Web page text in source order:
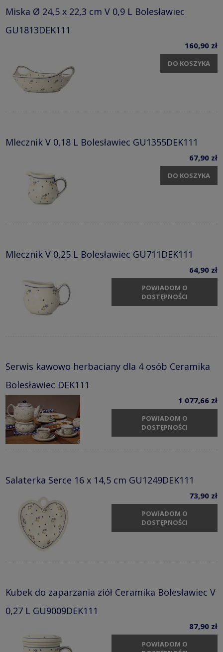
Miska Ø 24,5 x 22,3 cm V 0,9 L Bolesławiec
GU1813DEK111
160,90 zł
DO KOSZYKA
Mlecznik V 0,18 L Bolesławiec GU1355DEK111
67,90 zł
DO KOSZYKA
Mlecznik V 0,25 L Bolesławiec GU711DEK111
64,90 zł
POWIADOM O
DOSTĘPNOŚCI
Serwis kawowo herbaciany dla 4 osób Ceramika
Bolesławiec DEK111
1 077,66 zł
POWIADOM O
DOSTĘPNOŚCI
Salaterka Serce 16 x 14,5 cm GU1249DEK111
73,90 zł
POWIADOM O
DOSTĘPNOŚCI
Kubek do zaparzania ziół Ceramika Bolesławiec V
0,27 L GU9009DEK111
87,90 zł
POWIADOM O